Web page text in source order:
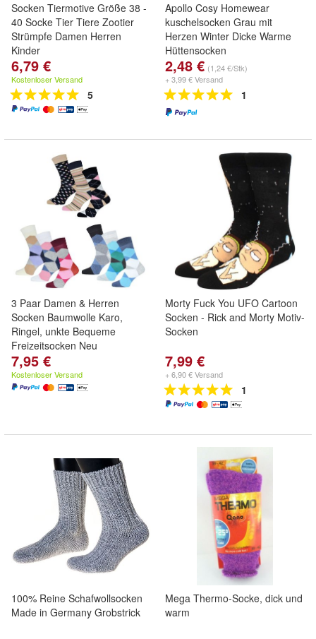
Socken Tiermotive Größe 38 -
40 Socke Tier Tiere Zootier
Strümpfe Damen Herren
Kinder
6,79 €
Kostenloser Versand
5
Apollo Cosy Homewear
kuschelsocken Grau mit
Herzen Winter Dicke Warme
Hüttensocken
2,48 € (1,24 €/Stk)
+ 3,99 € Versand
1
3 Paar Damen & Herren
Socken Baumwolle Karo,
Ringel, unkte Bequeme
Freizeitsocken Neu
7,95 €
Kostenloser Versand
Morty Fuck You UFO Cartoon
Socken - Rick and Morty Motiv-
Socken
7,99 €
+ 6,90 € Versand
1
100% Reine Schafwollsocken
Made in Germany Grobstrick
Mega Thermo-Socke, dick und
warm